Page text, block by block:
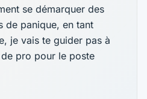
se démarquer des
de panique, en tant
je vais te guider pas à
pro pour le poste